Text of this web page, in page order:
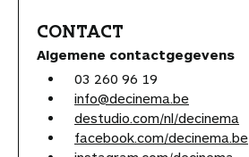
CONTACT
Algemene contactgegevens
03 260 96 19
info@decinema.be
destudio.com/nl/decinema
facebook.com/decinema.be